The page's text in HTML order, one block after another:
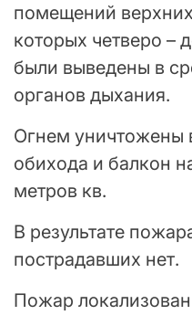
помещений
которых четверо –
были выведены в
органов дыхания.
Огнем уничтожены
обихода и балкон
метров кв.
В результате
пострадавших нет.
Пожар